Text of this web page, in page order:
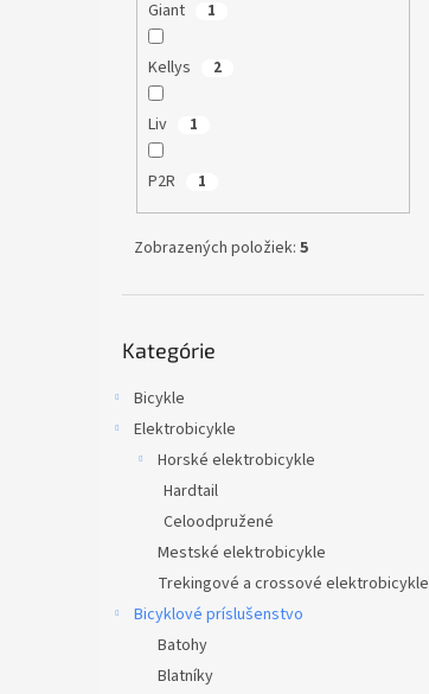
Giant 1
Kellys 2
Liv 1
P2R 1
Zobrazených položiek: 5
kategórie
Kategórie
Bicykle
Elektrobicykle
Horské elektrobicykle
Hardtail
Celoodpružené
Mestské elektrobicykle
Trekingové a crossové elektrobicykle
Bicyklové príslušenstvo
Batohy
Blatníky